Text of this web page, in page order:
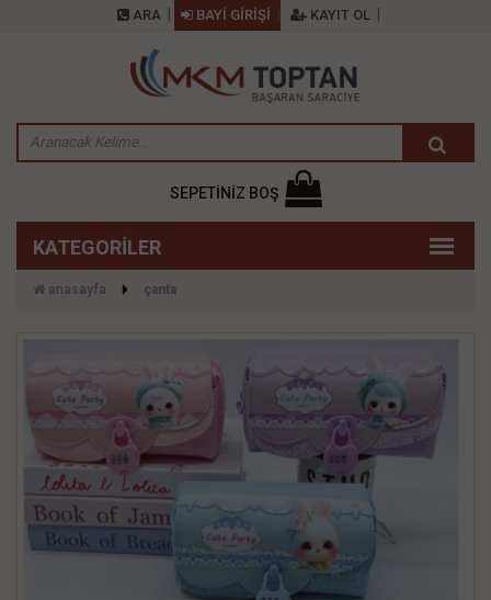
ARA BAYİ GİRİŞİ KAYIT OL
SEPETİNİZ BOŞ
anasayfa çanta